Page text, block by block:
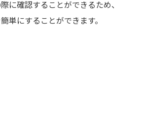
に確認することができるため、
単にすることができます。